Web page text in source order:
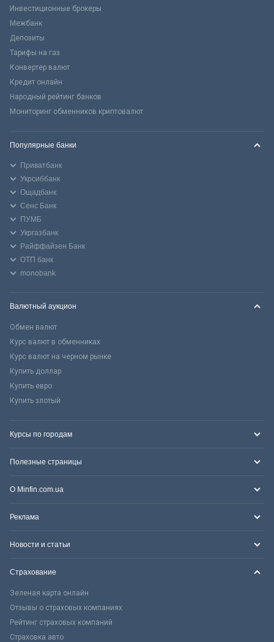
Инвестиционные брокеры
Межбанк
Депозиты
Тарифы на газ
Конвертер валют
Кредит онлайн
Народный рейтинг банков
Мониторинг обменников криптовалют
Популярные банки
Приватбанк
Укрсиббанк
Ощадбанк
Сенс Банк
ПУМБ
Укргазбанк
Райффайзен Банк
ОТП банк
monobank
Валютный аукцион
Обмен валют
Курс валют в обменниках
Курс валют на черном рынке
Купить доллар
Купить евро
Купить злотый
Курсы по городам
Полезные страницы
О Minfin.com.ua
Реклама
Новости и статьи
Страхование
Зеленая карта онлайн
Отзывы о страховых компаниях
Рейтинг страховых компаний
Страховка авто